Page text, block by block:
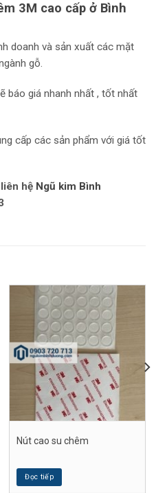
3M cao cấp ở Bình
doanh và sản xuất các mặt
gỗ.
báo giá nhanh nhất , tốt nhất
cấp các sản phẩm với giá tốt
hệ Ngũ kim Bình
Nút cao su chêm
Đọc tiếp